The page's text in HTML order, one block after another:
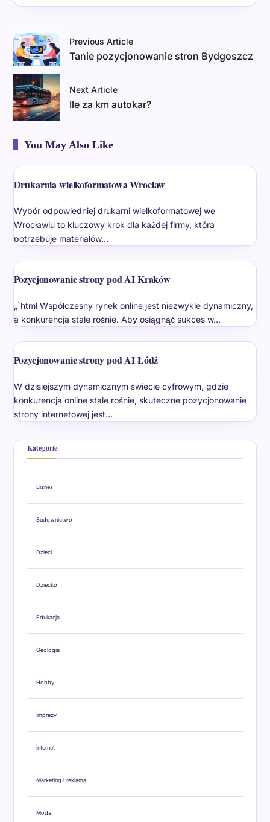
Previous Article
Tanie pozycjonowanie stron Bydgoszcz
Next Article
Ile za km autokar?
You May Also Like
Drukarnia wielkoformatowa Wrocław
Wybór odpowiedniej drukarni wielkoformatowej we
Wrocławiu to kluczowy krok dla każdej firmy, która
potrzebuje materiałów…
Pozycjonowanie strony pod AI Kraków
„`html Współczesny rynek online jest niezwykle dynamiczny,
a konkurencja stale rośnie. Aby osiągnąć sukces w…
Pozycjonowanie strony pod AI Łódź
W dzisiejszym dynamicznym świecie cyfrowym, gdzie
konkurencja online stale rośnie, skuteczne pozycjonowanie
strony internetowej jest…
Kategorie
Biznes
Budownictwo
Dzieci
Dziecko
Edukacja
Geologia
Hobby
Imprezy
Internet
Marketing i reklama
Moda